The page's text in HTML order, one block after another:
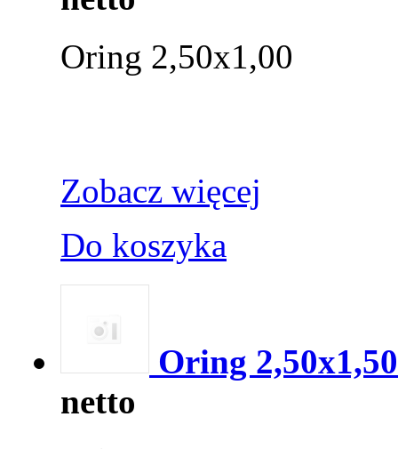
Oring 2,50x1,00
Zobacz więcej
Do koszyka
Oring 2,50x1,50
netto